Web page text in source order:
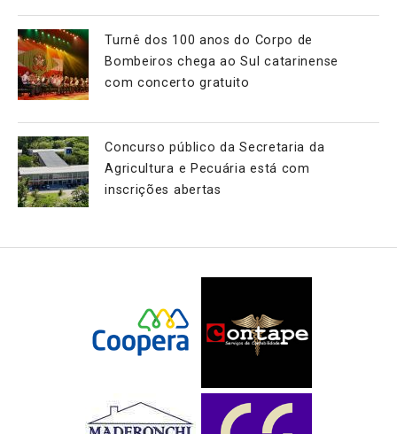
Turnê dos 100 anos do Corpo de
Bombeiros chega ao Sul catarinense
com concerto gratuito
Concurso público da Secretaria da
Agricultura e Pecuária está com
inscrições abertas